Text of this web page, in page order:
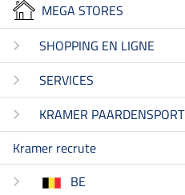
MEGA STORES
SHOPPING EN LIGNE
SERVICES
KRAMER PAARDENSPORT
Kramer recrute
BE